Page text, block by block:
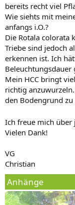
bereits recht viel
Wie siehts mit
anfangs i.O.?
Die Rotala colorata
Triebe sind jedoch
erkennen ist. Ich
Beleuchtungsdauer
Mein HCC bringt
richtig
den Bodengrund zu
Ich freue mich über
Vielen Dank!
VG
Christian
Anhänge